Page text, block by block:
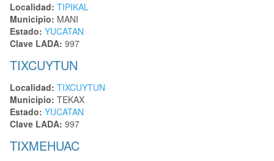
Localidad: TIPIKAL
Municipio: MANI
Estado: YUCATAN
Clave LADA: 997
TIXCUYTUN
Localidad: TIXCUYTUN
Municipio: TEKAX
Estado: YUCATAN
Clave LADA: 997
TIXMEHUAC